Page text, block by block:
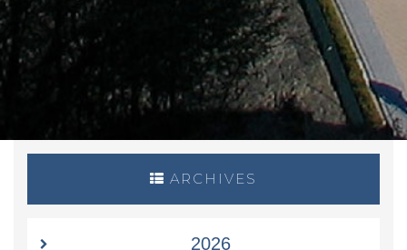
ARCHIVES
2026